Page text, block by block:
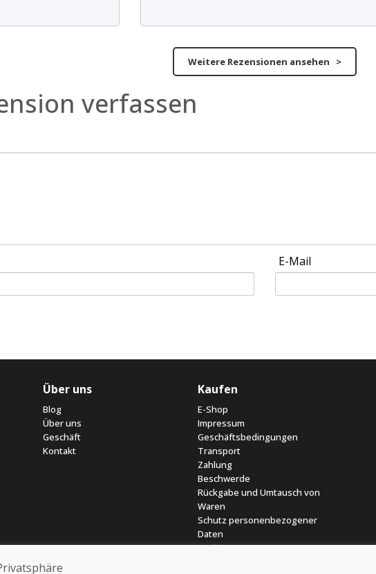
Weitere Rezensionen ansehen >
verfassen
E-Mail
Über uns
Blog
Über uns
Geschäft
Kontakt
Kaufen
E-Shop
Impressum
Geschäftsbedingungen
Transport
Zahlung
Beschwerde
Rückgabe und Umtausch von
Waren
Schutz personenbezogener
Daten
Cookies